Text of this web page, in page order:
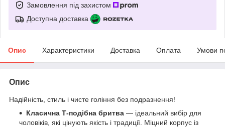
Замовлення під захистом
Доступна доставка
Опис Характеристики Доставка Оплата Умови
Опис
Надійність, стиль і чисте гоління без подразнення!
Класична Т-подібна бритва — ідеальний вибір для
чоловіків, які цінують якість і традиції. Міцний корпус із